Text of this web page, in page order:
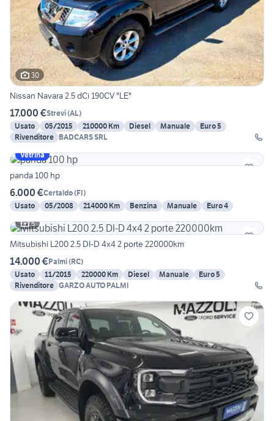
30
Nissan Navara 2.5 dCi 190CV "LE"
17.000 €Strevi(AL)
Usato
05/2015 210000 Km Diesel Manuale
Euro 5
Rivenditore BADCARS SRL
Vetrina
panda 100 hp
6.000 €Certaldo(FI)
Usato
05/2008 214000 Km Benzina Manuale
Euro 4
5
Mitsubishi L200 2.5 DI-D 4x4 2 porte 220000km
14.000 €Palmi(RC)
Usato
11/2015 220000 Km Diesel Manuale
Euro 5
Rivenditore GARZO AUTO PALMI